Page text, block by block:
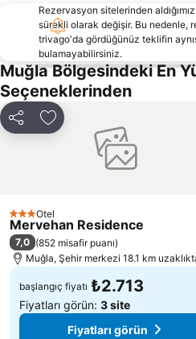
Marmaris Yacht Marina
Mersin Limanı
Göcek Club Marina
Atlantis Su Parkı
Ece Saray Marina
Marmaris Otobüs Terminali
Netsel Marina Marmaris
Tlos
Skopea Marina
Rezervasyon sitelerinden
sürekli olarak değişir. Bu nedenle,
trivago'da gördüğünüz teklifin
bulamayabilirsiniz.
Muğla Bölgesindeki En
Seçeneklerinden
Paylaş Favorilerime ekle
3 Yıldız
Otel
Mervehan Residence
7,0 (852 misafir puanı)
Muğla, Şehir merkezi 18.1 km
başlangıç fiyatı ₺2.713
Fiyatları görün: 3 site
Fiyatları görün